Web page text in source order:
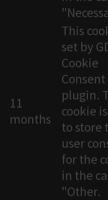
11
months
This
set by
Cookie
Consent
plugin.
cookie
to store
user
for the
in the
"Other.